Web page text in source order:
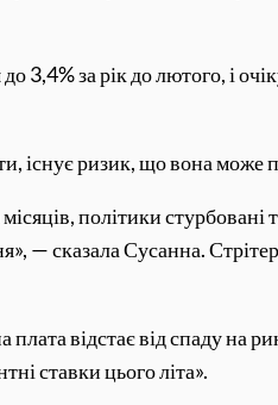
за рік до лютого, і
існує ризик, що вона може
політики
— сказала Сусанна.
відстає від спаду на
ставки цього літа».